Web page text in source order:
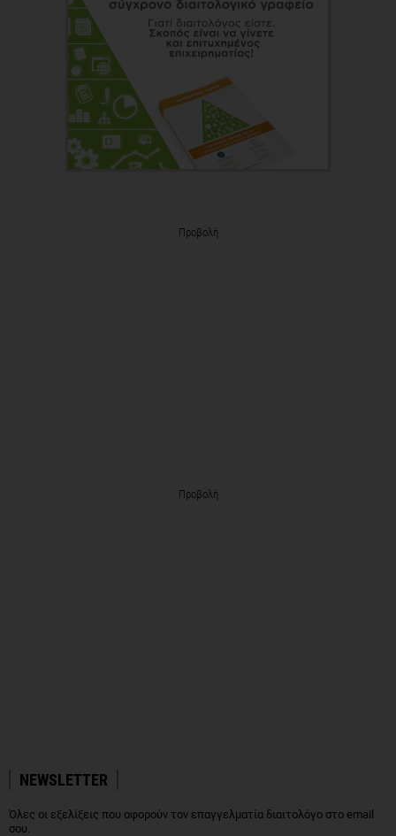
Προβολή
Προβολή
NEWSLETTER
Όλες οι εξελίξεις που αφορούν τον επαγγελματία διαιτολόγο στο email
σου.